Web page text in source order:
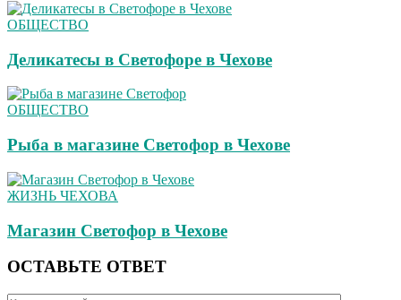
ОБЩЕСТВО
Деликатесы в Светофоре в Чехове
ОБЩЕСТВО
Рыба в магазине Светофор в Чехове
ЖИЗНЬ ЧЕХОВА
Магазин Светофор в Чехове
ОСТАВЬТЕ ОТВЕТ